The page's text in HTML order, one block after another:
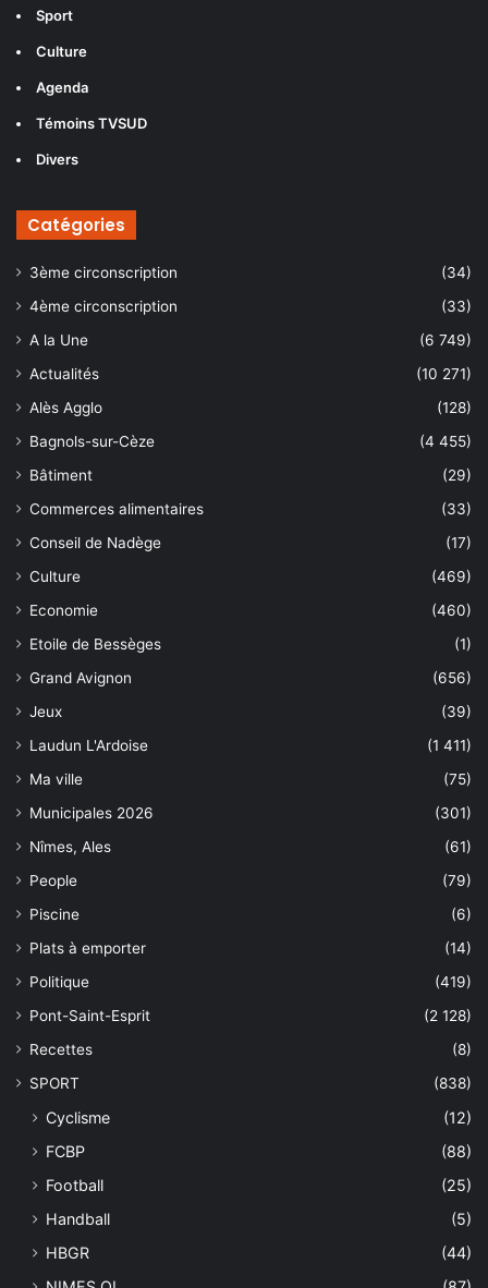
Sport
Culture
Agenda
Témoins TVSUD
Divers
Catégories
3ème circonscription
(34)
4ème circonscription
(33)
A la Une
(6 749)
Actualités
(10 271)
Alès Agglo
(128)
Bagnols-sur-Cèze
(4 455)
Bâtiment
(29)
Commerces alimentaires
(33)
Conseil de Nadège
(17)
Culture
(469)
Economie
(460)
Etoile de Bessèges
(1)
Grand Avignon
(656)
Jeux
(39)
Laudun L'Ardoise
(1 411)
Ma ville
(75)
Municipales 2026
(301)
Nîmes, Ales
(61)
People
(79)
Piscine
(6)
Plats à emporter
(14)
Politique
(419)
Pont-Saint-Esprit
(2 128)
Recettes
(8)
SPORT
(838)
Cyclisme
(12)
FCBP
(88)
Football
(25)
Handball
(5)
HBGR
(44)